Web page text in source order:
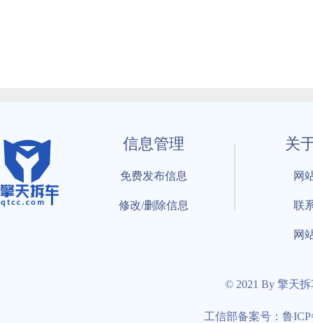
信息管理
免费发布信息
修改/删除信息
关
网
联
网
© 2021 By 擎天
工信部备案号：鲁